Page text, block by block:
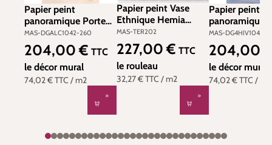
Papier peint
panoramique Porte
Alcove moutarde - B
H260 - Terra de
Masureel | Réf. MAS-
DGALC1042-260
MAS-DGALC1042-260
74,02 €TTC / m2
Prix régulier :
204,00 € TTC
le décor mural
Papier peint Vase
Ethnique Hemia
terracotta métallisé -
Terra de Masureel |
Réf. MAS-TER202
MAS-TER202
32,27 €TTC / m2
Prix régulier :
227,00 € TTC
le rouleau
Papier peint
panoramique
Hiva violet -
- Terra de
Réf. MAS-
MAS-DG4HIV1042-
74,02 €TTC / m2
Prix régulier :
204,00
le décor mural